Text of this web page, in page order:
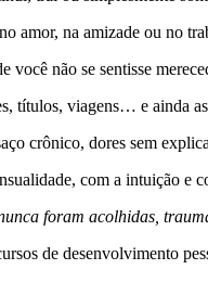
amor, na amizade ou no
você não se sentisse
títulos, viagens… e ainda
crônico, dores sem
com a intuição e
foram acolhidas,
de desenvolvimento